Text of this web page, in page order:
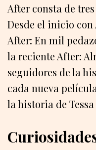
After consta de
Desde el inicio con
After: En mil
la reciente After:
seguidores de la
cada nueva
la historia de